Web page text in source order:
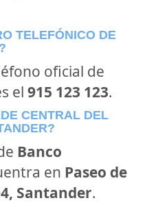
TELEFÓNICO DE
oficial de
el 915 123 123.
CENTRAL DEL
Banco
en Paseo de
Santander.